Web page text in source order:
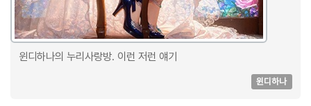
윈디하나의 누리사랑방. 이런 저런 얘기
윈디하나